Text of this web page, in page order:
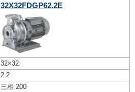
32X32FDGP62.2E
32×32
2.2
三相 200